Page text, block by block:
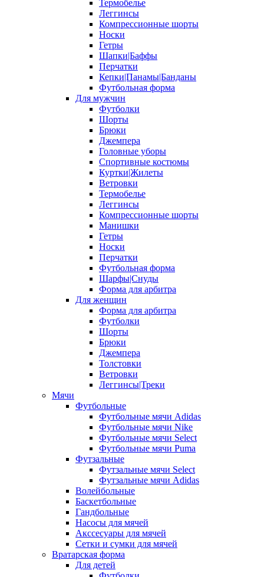
Термобелье
Леггинсы
Компрессионные шорты
Носки
Гетры
Шапки|Баффы
Перчатки
Кепки|Панамы|Банданы
Футбольная форма
Для мужчин
Футболки
Шорты
Брюки
Джемпера
Головные уборы
Спортивные костюмы
Куртки|Жилеты
Ветровки
Термобелье
Леггинсы
Компрессионные шорты
Манишки
Гетры
Носки
Перчатки
Футбольная форма
Шарфы|Снуды
Форма для арбитра
Для женщин
Форма для арбитра
Футболки
Шорты
Брюки
Джемпера
Толстовки
Ветровки
Леггинсы|Треки
Мячи
Футбольные
Футбольные мячи Adidas
Футбольные мячи Nike
Футбольные мячи Select
Футбольные мячи Puma
Футзальные
Футзальные мячи Select
Футзальные мячи Adidas
Волейбольные
Баскетбольные
Гандбольные
Насосы для мячей
Акссесуары для мячей
Сетки и сумки для мячей
Вратарская форма
Для детей